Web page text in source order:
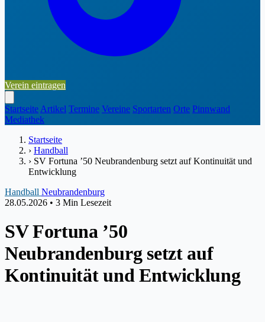
Verein eintragen
Startseite Artikel Termine Vereine Sportarten Orte Pinnwand
Mediathek
Startseite
› Handball
› SV Fortuna ’50 Neubrandenburg setzt auf Kontinuität und
Entwicklung
Handball Neubrandenburg
28.05.2026 • 3 Min Lesezeit
SV Fortuna ’50
Neubrandenburg setzt auf
Kontinuität und Entwicklung